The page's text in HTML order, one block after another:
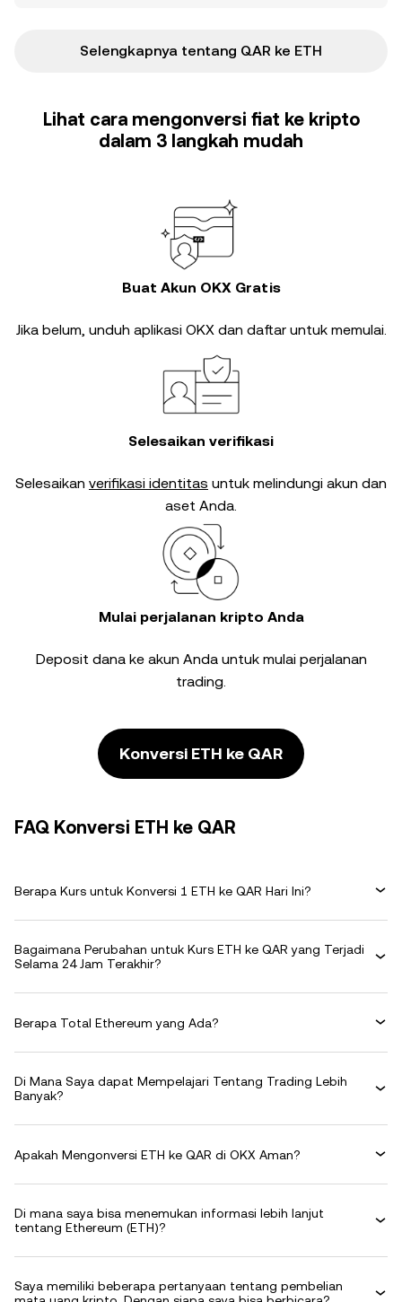
Selengkapnya tentang QAR ke ETH
Lihat cara mengonversi fiat ke kripto
dalam 3 langkah mudah
Buat Akun OKX Gratis
Jika belum, unduh aplikasi OKX dan daftar untuk memulai.
Selesaikan verifikasi
Selesaikan verifikasi identitas untuk melindungi akun dan
aset Anda.
Mulai perjalanan kripto Anda
Deposit dana ke akun Anda untuk mulai perjalanan
trading.
Konversi ETH ke QAR
FAQ Konversi ETH ke QAR
Berapa Kurs untuk Konversi 1 ETH ke QAR Hari Ini?
Bagaimana Perubahan untuk Kurs ETH ke QAR yang Terjadi
Selama 24 Jam Terakhir?
Berapa Total Ethereum yang Ada?
Di Mana Saya dapat Mempelajari Tentang Trading Lebih
Banyak?
Apakah Mengonversi ETH ke QAR di OKX Aman?
Di mana saya bisa menemukan informasi lebih lanjut
tentang Ethereum (ETH)?
Saya memiliki beberapa pertanyaan tentang pembelian